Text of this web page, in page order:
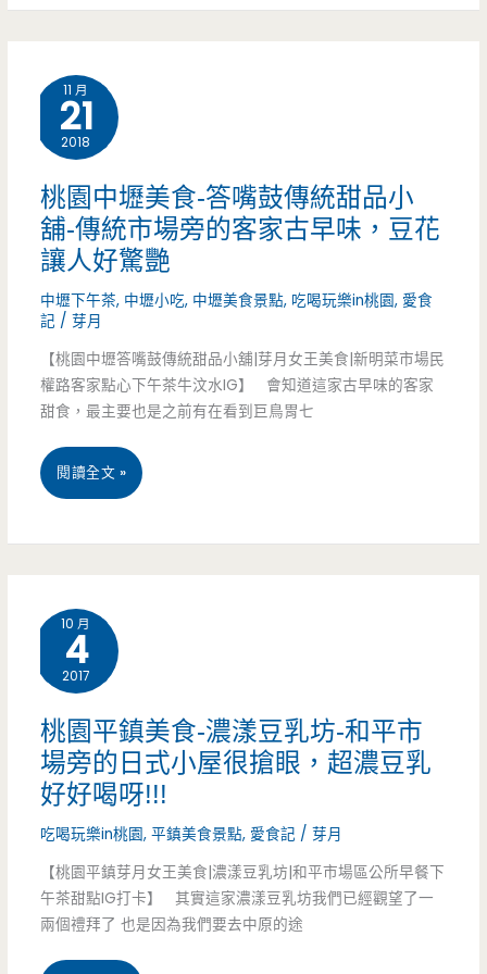
甜
蜜
蜜
飲
不
用
再
跑
中
藥
補
也
手
搖
飲
(邀
約)
11 月
21
2018
桃園中壢美食-答嘴鼓傳統甜品小
舖-傳統市場旁的客家古早味，豆花
讓人好驚艷
中壢下午茶, 中壢小吃, 中壢美食景點, 吃喝玩樂in桃園, 愛食
記 /芽月
【桃園中壢答嘴鼓傳統甜品小舖|芽月女王美食|新明菜市場民
權路客家點心下午茶牛汶水IG】 會知道這家古早味的客家
甜食，最主要也是之前有在看到巨鳥胃七
桃
食-
答
嘴
鼓
傳
統
甜
品
閱讀全文 »
10 月
4
2017
桃園平鎮美食-濃漾豆乳坊-和平市
場旁的日式小屋很搶眼，超濃豆乳
好好喝呀!!!
吃喝玩樂in桃園,平鎮美食景點, 愛食記 /芽月
【桃園平鎮芽月女王美食|濃漾豆乳坊|和平市場區公所早餐下
午茶甜點IG打卡】 其實這家濃漾豆乳坊我們已經觀望了一
兩個禮拜了 也是因為我們要去中原的途